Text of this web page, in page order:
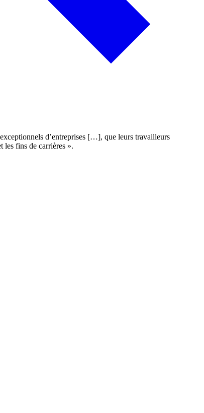
d’entreprises […], que leurs travailleurs
les fins de carrières ».